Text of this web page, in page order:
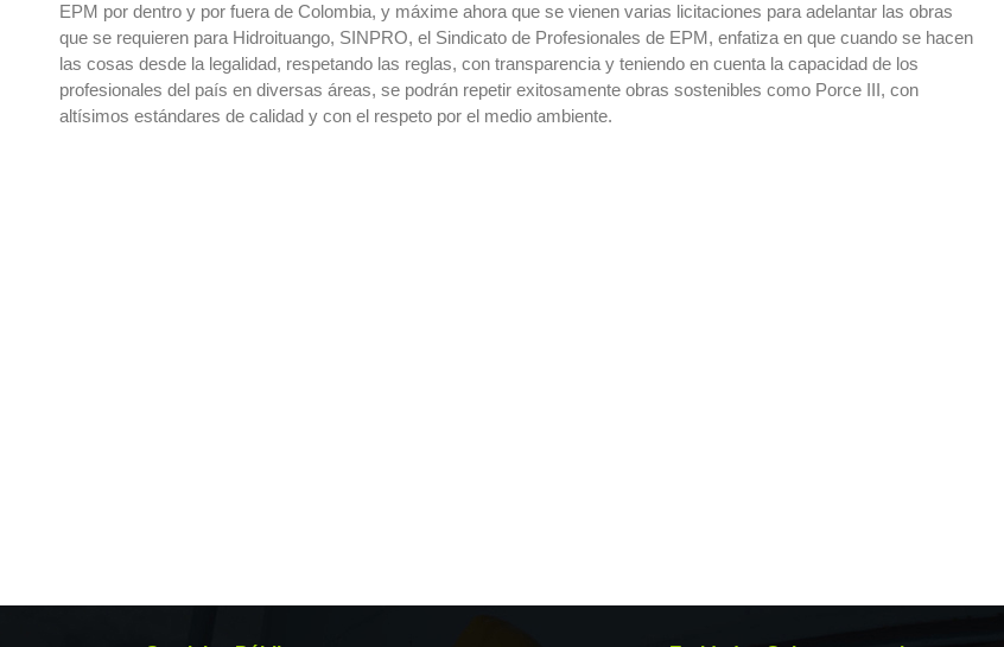
EPM por dentro y por fuera de Colombia, y máxime ahora que se vienen varias licitaciones para adelantar las obras
que se requieren para Hidroituango, SINPRO, el Sindicato de Profesionales de EPM, enfatiza en que cuando se hacen
las cosas desde la legalidad, respetando las reglas, con transparencia y teniendo en cuenta la capacidad de los
profesionales del país en diversas áreas, se podrán repetir exitosamente obras sostenibles como Porce III, con
altísimos estándares de calidad y con el respeto por el medio ambiente.